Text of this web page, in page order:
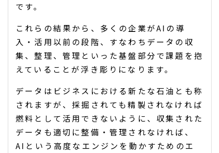
です。
これらの結果から、多くの企業がAIの導
入・活用以前の段階、すなわちデータの収
集、整理、管理といった基盤部分で課題を抱
えていることが浮き彫りになります。
データはビジネスにおける新たな石油とも称
されますが、採掘されても精製されなければ
燃料として活用できないように、収集された
データも適切に整備・管理されなければ、
AIという高度なエンジンを動かすためのエ